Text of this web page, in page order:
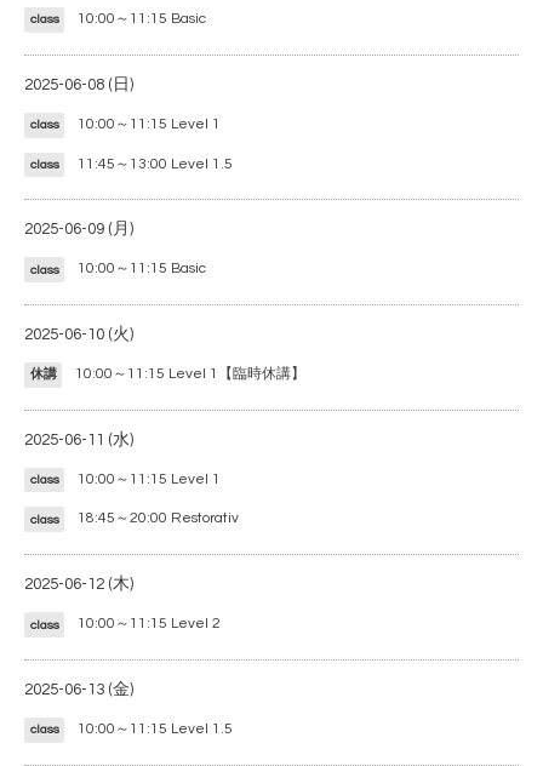
class 10:00～11:15 Basic
2025-06-08 (日)
class 10:00～11:15 Level 1
class 11:45～13:00 Level 1.5
2025-06-09 (月)
class 10:00～11:15 Basic
2025-06-10 (火)
休講 10:00～11:15 Level 1【臨時休講】
2025-06-11 (水)
class 10:00～11:15 Level 1
class 18:45～20:00 Restorativ
2025-06-12 (木)
class 10:00～11:15 Level 2
2025-06-13 (金)
class 10:00～11:15 Level 1.5